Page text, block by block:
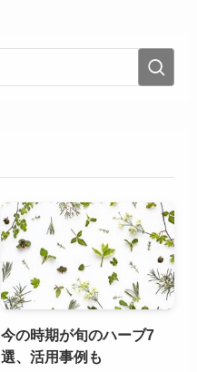
今の時期が旬のハーブ7
選、活用事例も